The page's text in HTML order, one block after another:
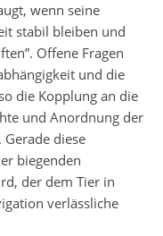
wenn seine
stabil bleiben und
Offene Fragen
und die
die Kopplung an die
und Anordnung der
diese
biegenden
der dem Tier in
verlässliche